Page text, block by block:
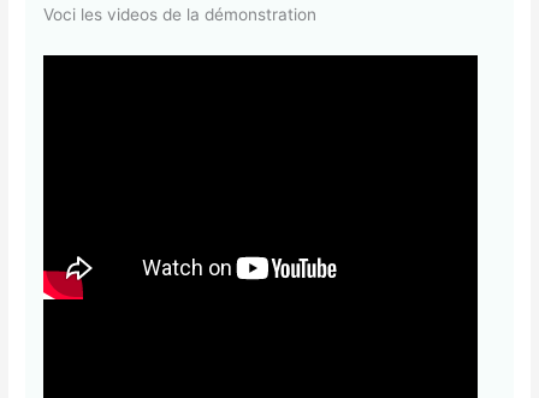
Voci les videos de la démonstration